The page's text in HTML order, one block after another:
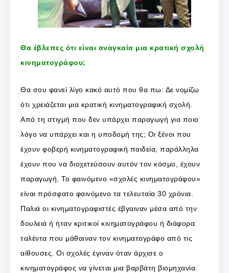
Θα έβλεπες ότι είναι αναγκαία μια κρατική σχολή
κινηματογράφου;
Θα σου φανεί λίγο κακό αυτό που θα πω: Δε νομίζω
ότι χρειάζεται μια κρατική κινηματογραφική σχολή.
Από τη στιγμή που δεν υπάρχει παραγωγή για ποιο
λόγο να υπάρχει και η υποδομή της; Οι ξένοι που
έχουν φοβερή κινηματογραφική παιδεία, παράλληλα
έχουν που να διοχετεύσουν αυτόν τον κόσμο, έχουν
παραγωγή. Το φαινόμενο «σχολές κινηματογράφου»
είναι πρόσφατο φαινόμενο τα τελευταία 30 χρόνια.
Παλιά οι κινηματογραφιστές έβγαιναν μέσα από την
δουλειά ή ήταν κριτικοί κινηματογράφου ή διάφορα
ταλέντα που μάθαιναν τον κινηματογράφο από τις
αίθουσες. Οι σχολές έγιναν όταν άρχισε ο
κινηματογράφος να γίνεται μια βαρβάτη βιομηχανία.